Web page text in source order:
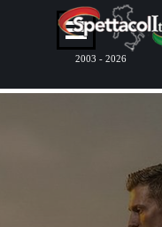
Vai ai contenuti
Salta menù
2003 - 2026